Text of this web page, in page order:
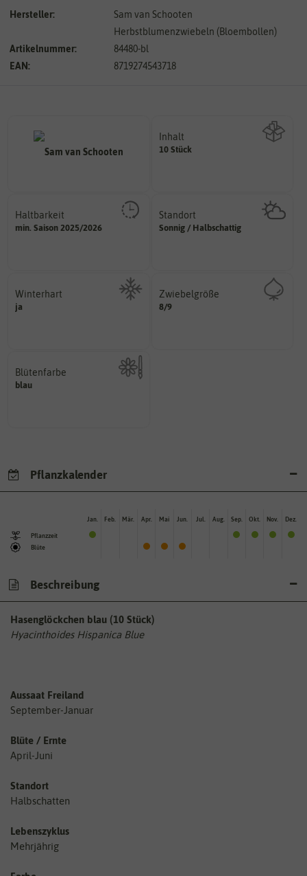
Hersteller:
Sam van Schooten
Herbstblumenzwiebeln (Bloembollen)
Artikelnummer:
84480-bl
EAN:
8719274543718
Inhalt
10 StückWie viel ist enthalten
Haltbarkeit
min. Saison 2025/2026
und Pflanzgut sehr gut keimen
sollte.
Standort
Sonnig / Halbschattig
Pflanze? (schattig, halbschattig,
sonnig, vollsonnig)
Winterhart
ja
Probleme überwintern können.
Zwiebelgröße
8/9
ersten und zweiten Wert
variieren.
Blütenfarbe
blau
Kann auch mehrfarbig sein.
Pflanzkalender
Pflanzzeit
Blüte
Jan. Feb. Mär. Apr. Mai Jun. Jul. Aug. Sep. Okt. Nov. Dez.
Beschreibung
Hasenglöckchen blau (10 Stück)
Hyacinthoides Hispanica Blue
Aussaat Freiland
September-Januar
Blüte / Ernte
April-Juni
Standort
Halbschatten
Lebenszyklus
Mehrjährig